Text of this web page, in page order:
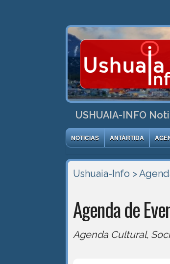
USHUAIA-INFO
NOTICIAS ANTÁRTIDA
Ushuaia-Info >
Agenda de
Agenda Cultural,